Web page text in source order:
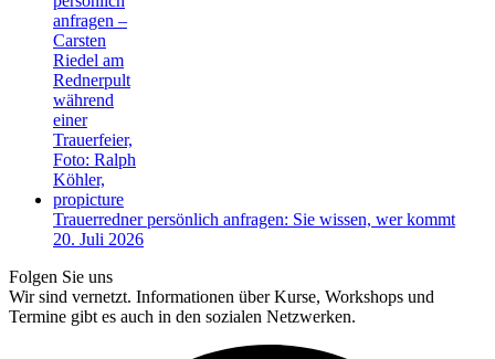
Trauerredner persönlich anfragen: Sie wissen, wer kommt
20. Juli 2026
Folgen Sie uns
Wir sind vernetzt. Informationen über Kurse, Workshops und
Termine gibt es auch in den sozialen Netzwerken.